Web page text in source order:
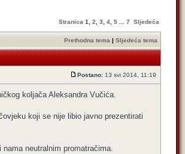
Stranica 1 2 3 4 5 7 Sljedeća
Prethodna tema | Sljedeća tema
Postano: 13 svi 2014, 11:19
koljača Aleksandra Vučića.
koji se nije libio javno prezentirati
neutralnim promatračima.